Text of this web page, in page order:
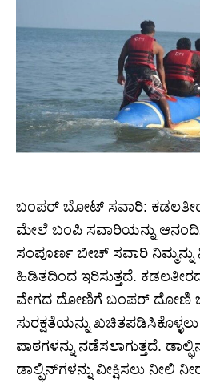
ಬಂಪರ್ ಬೋಟ್ ಸವಾರಿ:
ಮೇಲೆ ಬಂಪಿ ಸವಾರಿಯನ್ನು
ಸಂಪೂರ್ಣ ಬೀಚ್ ಸವಾರಿ ನಿಮ್ಮನ್ನು
ಹಿಡಿತದಿಂದ ಇರಿಸುತ್ತದೆ.
ವೇಗದ ದೋಣಿಗೆ ಬಂಪರ್ ದೋಣಿ
ಸುರಕ್ಷತೆಯನ್ನು ಖಚಿತಪಡಿಸಿಕೊಳ್ಳಲು
ಪಾಠಗಳನ್ನು ನಡೆಸಲಾಗುತ್ತದೆ.
ಡಾಲ್ಫಿನ್‌ಗಳನ್ನು ವೀಕ್ಷಿಸಲು ನೀಲಿ